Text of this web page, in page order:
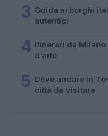
3 Guida ai borghi
autentici
4 Itinerari da
d’arte
5 Dove andare in
città da visitare